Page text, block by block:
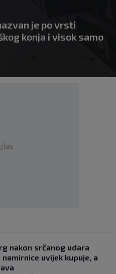
je po vrsti
konja i visok samo
nakon srčanog udara
uvijek kupuje, a